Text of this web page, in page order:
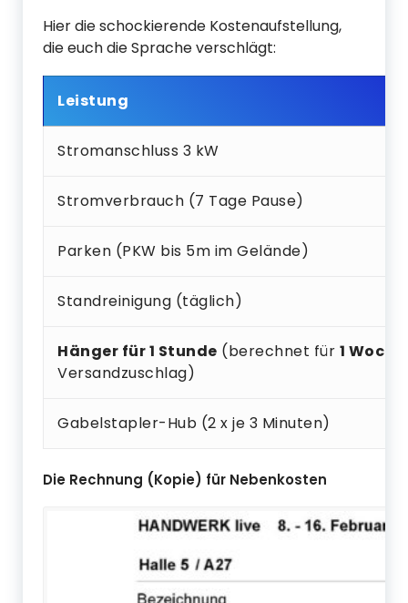
Hier die schockierende Kostenaufstellung,
die euch die Sprache verschlägt:
Leistung
Stromanschluss 3 kW
Stromverbrauch (7 Tage Pause)
Parken (PKW bis 5m im Gelände)
Standreinigung (täglich)
Hänger für 1 Stunde (berechnet für 1 Woche
Versandzuschlag)
Gabelstapler-Hub (2 x je 3 Minuten)
Die Rechnung (Kopie) für Nebenkosten